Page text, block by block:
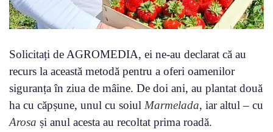
Solicitați de AGROMEDIA, ei ne-au declarat că au
recurs la această metodă pentru a oferi oamenilor
siguranța în ziua de mâine. De doi ani, au plantat două
ha cu căpșune, unul cu soiul Marmelada, iar altul – cu
Arosa și anul acesta au recoltat prima roadă.